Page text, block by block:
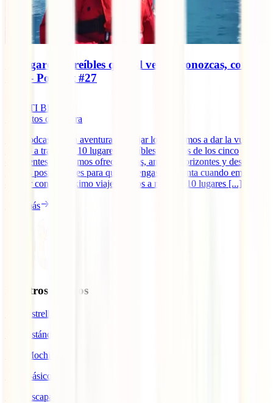
10 lugares increíbles que tal vez no conozcas, con
Sele – Podcast #27
IATI Blog
minutos de lectura
Este podcast de La aventura de viajar lo dedicamos a dar la vuelta al
mundo a través de 10 lugares increíbles y únicos de los cinco
continentes. Queremos ofrecer ideas, ampliar horizontes y descubrir
nuevas posibilidades para que las tengas en cuenta cuando empieces
a soñar con tu próximo viaje. Vamos a recorrer 10 lugares [...]
Leer más
Nuestros seguros
IATI Estrella
IATI Estándar
IATI Mochilero
IATI Básico
IATI Escapadas